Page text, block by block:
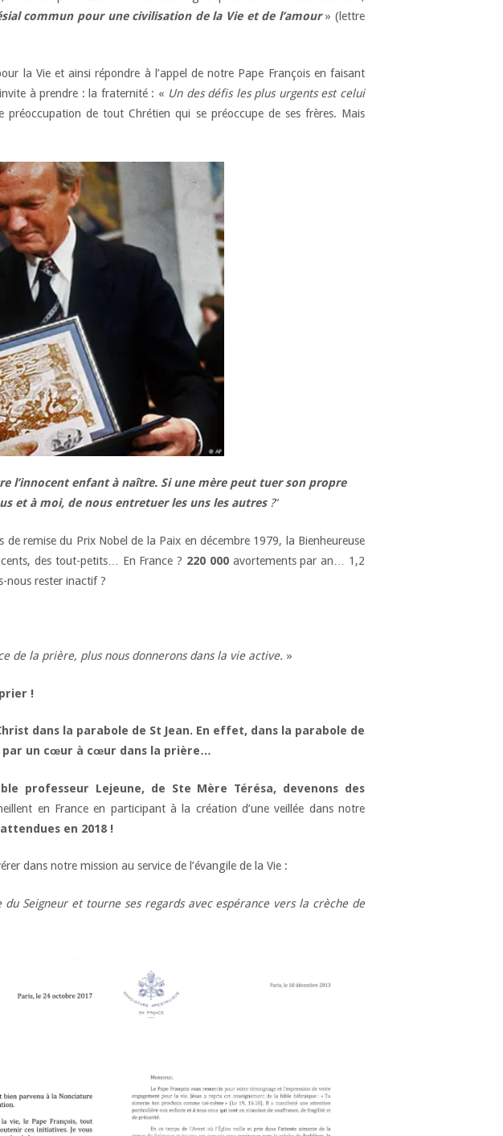
commun pour une civilisation de la Vie et de l’amour» (lettre
la Vie et ainsi répondre à l’appel de notre Pape François en faisant
à prendre : la fraternité : « Un des défis les plus urgents est celui
de tout Chrétien qui se préoccupe de ses frères. Mais
l’innocent enfant à naître. Si une mère peut tuer son propre
et à moi, de nous entretuer les uns les autres?“
remise du Prix Nobel de la Paix en décembre 1979, la Bienheureuse
des tout-petits… En France ? 220 000 avortements par an… 1,2
nous rester inactif ?
de la prière, plus nous donnerons dans la vie active. »
!
dans la parabole de St Jean. En effet, dans la parabole de
par un cœur à cœur dans la prière…
professeur Lejeune, de Ste Mère Térésa, devenons des
en France en participant à la création d’une veillée dans notre
en 2018 !
dans notre mission au service de l’évangile de la Vie :
Seigneur et tourne ses regards avec espérance vers la crèche de